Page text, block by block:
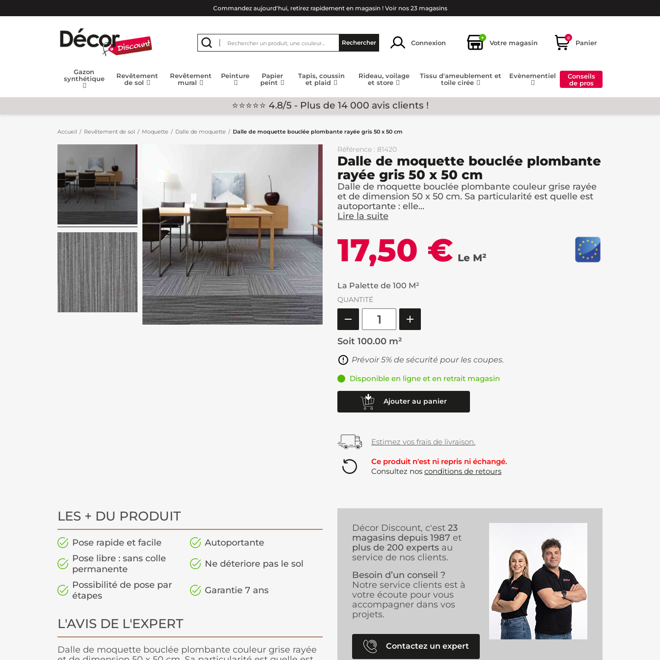
Commandez aujourd'hui, retirez rapidement en magasin ! Voir nos 23 magasins
Rechercher Connexion
+
Votre magasin
0
Panier
Gazon
synthétique
Revêtement
de sol
Revêtement
mural
Peinture
Papier
peint
Tapis, coussin
et plaid
Rideau, voilage
et store
Tissu d'ameublement et
toile cirée
Evènementiel
Conseils
de pros
⭐⭐⭐⭐⭐ 4.8/5 - Plus de 14 000 avis clients !
Accueil Revêtement de sol Moquette Dalle de moquette Dalle de moquette bouclée plombante rayée gris 50 x 50 cm
Référence : 81420
Dalle de moquette bouclée plombante
rayée gris 50 x 50 cm
Dalle de moquette bouclée plombante couleur grise rayée
et de dimension 50 x 50 cm. Sa particularité est quelle est
autoportante : elle...
Lire la suite
17,50 € Le M²
La Palette de 100 M²
QUANTITÉ
Soit 100.00 m²
Prévoir 5% de sécurité pour les coupes.
Disponible en ligne et en retrait magasin
Ajouter au panier
Estimez vos frais de livraison.
Ce produit n'est ni repris ni échangé.
Consultez nos conditions de retours
LES + DU PRODUIT
Pose rapide et facile
Autoportante
Pose libre : sans colle
permanente
Ne déteriore pas le sol
Possibilité de pose par
étapes
Garantie 7 ans
L'AVIS DE L'EXPERT
Dalle de moquette bouclée plombante couleur grise rayée
Décor Discount, c'est 23
magasins depuis 1987 et
plus de 200 experts au
service de nos clients.
Besoin d’un conseil ?
Notre service clients est à
votre écoute pour vous
accompagner dans vos
projets.
Contactez un expert